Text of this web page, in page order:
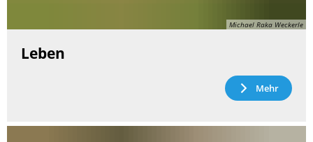
Michael Raka Weckerle
Leben
Mehr